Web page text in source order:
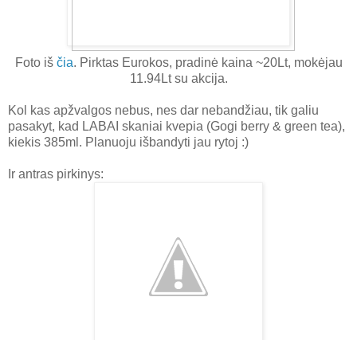
Foto iš čia. Pirktas Eurokos, pradinė kaina ~20Lt, mokėjau
11.94Lt su akcija.
Kol kas apžvalgos nebus, nes dar nebandžiau, tik galiu
pasakyt, kad LABAI skaniai kvepia (Gogi berry & green tea),
kiekis 385ml. Planuoju išbandyti jau rytoj :)
Ir antras pirkinys: